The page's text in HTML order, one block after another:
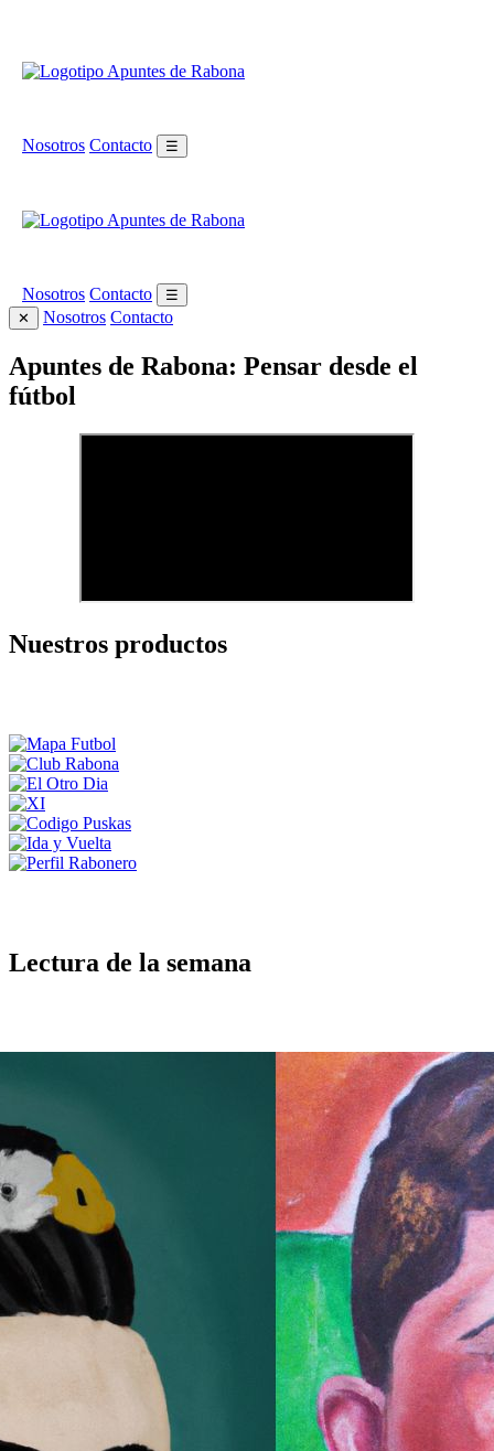
Nosotros Contacto ☰
Nosotros Contacto
☰
✕
Nosotros Contacto
Apuntes de Rabona: Pensar desde el
fútbol
Nuestros productos
Lectura de la semana